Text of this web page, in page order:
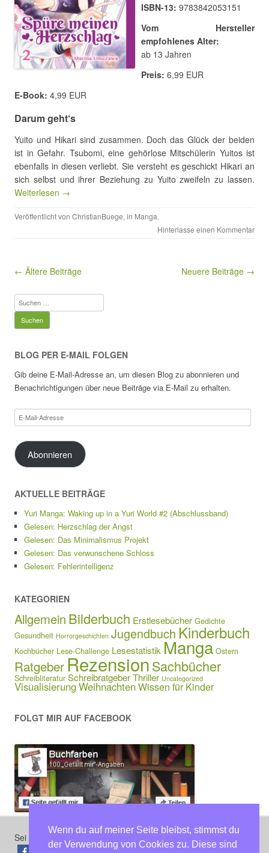
ISBN-13: 9783842053151
Vom Hersteller
empfohlenes Alter:
ab 13 Jahren
Preis: 6,99 EUR
E-Book: 4,99 EUR
Darum geht‘s
Yuito und Hikari sind zusammen. Doch das Glück der beiden
ist in Gefahr. Tsubomi, eine gehörlose Mitschülerin Yuitos ist
ebenfalls in diesen verliebt. Sie versteht es geschickt Hikari an
sich selbst und ihrer Beziehung zu Yuito zweifeln zu lassen.
Weiterlesen →
Veröffentlicht von ChristianBuege, in Manga.
Hinterlasse einen Kommentar
Beitragsnavigation
← Ältere Beiträge Neuere Beiträge →
Suchen
nach:
BLOG PER E-MAIL FOLGEN
Gib deine E-Mail-Adresse an, um diesen Blog zu abonnieren und
Benachrichtigungen über neue Beiträge via E-Mail zu erhalten.
E-
Mail-
Adresse
Abonnieren
AKTUELLE BEITRÄGE
Yuri Manga: Waking up in a Yuri World #2 (Abschlussband)
Gelesen: Herzschlag der Angst
Gelesen: Das Minimalismus Projekt
Gelesen: Das verwunschene Schloss
Gelesen: Fehlerintelligenz
KATEGORIEN
Allgemein Bilderbuch Erstlesebücher Gedichte
Gesundheit Horrorgeschichten Jugendbuch Kinderbuch
Kochbücher Lese-Challenge Lesestatistik Manga Ostern
Ratgeber RezensionSachbücher
Schreibliteratur SchreibratgeberThriller Uncategorized
VisualisierungWeihnachtenWissen für Kinder
FOLGT MIR AUF FACEBOOK
Sei der erste, der diesen Beitrag teilt
Wenn du auf meiner Seite bleibst, stimmst du
der Verwendung von Cookies zu. Diese sind